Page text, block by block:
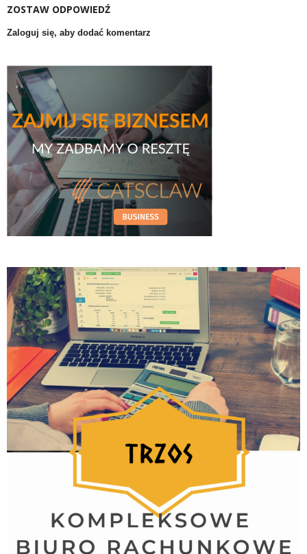
ZOSTAW ODPOWIEDŹ
Zaloguj się, aby dodać komentarz